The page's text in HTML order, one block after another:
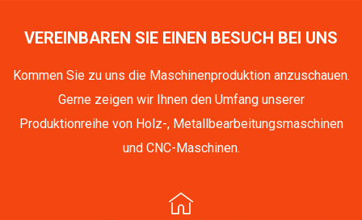
VEREINBAREN SIE EINEN BESUCH BEI UNS
Kommen Sie zu uns die Maschinenproduktion anzuschauen.
Gerne zeigen wir Ihnen den Umfang unserer
Produktionreihe von Holz-, Metallbearbeitungsmaschinen
und CNC-Maschinen.